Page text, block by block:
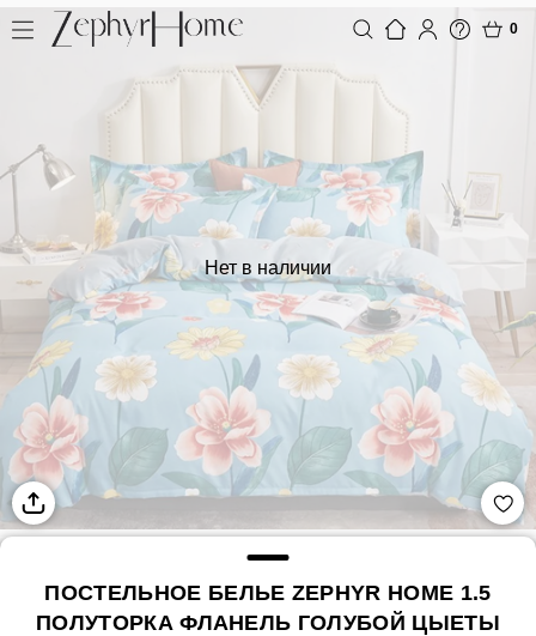
0
Нет в наличии
ПОСТЕЛЬНОЕ БЕЛЬЕ ZEPHYR HOME 1.5
ПОЛУТОРКА ФЛАНЕЛЬ ГОЛУБОЙ ЦЫЕТЫ